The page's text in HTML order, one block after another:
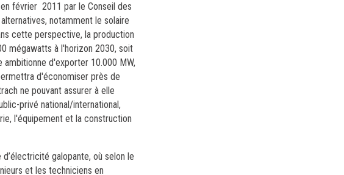
février 2011 par le Conseil des
notamment le solaire
cette perspective, la production
mégawatts à l'horizon 2030, soit
d'exporter 10.000 MW,
d'économiser près de
ne pouvant assurer à elle
privé national/international,
l'équipement et la construction
galopante, où selon le
et les techniciens en